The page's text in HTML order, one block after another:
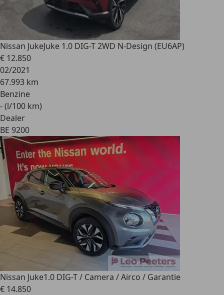
Nissan JukeJuke 1.0 DIG-T 2WD N-Design (EU6AP)
€ 12.850
02/2021
67.993 km
Benzine
- (l/100 km)
Dealer
BE 9200
Nissan Juke1.0 DIG-T / Camera / Airco / Garantie
€ 14.850